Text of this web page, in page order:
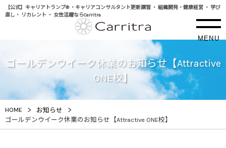
【公式】キャリアトランプ® ・キャリアコンサルタント更新講習 ・ 組織開発・健康経営 ・ 学び
直し・ リカレント ・ 女性活躍ならCarritra
MENU
ゴールデンウイーク休業のお知らせ【Attractive
ONE校】
HOME > お知らせ >
ゴールデンウイーク休業のお知らせ【Attractive ONE校】